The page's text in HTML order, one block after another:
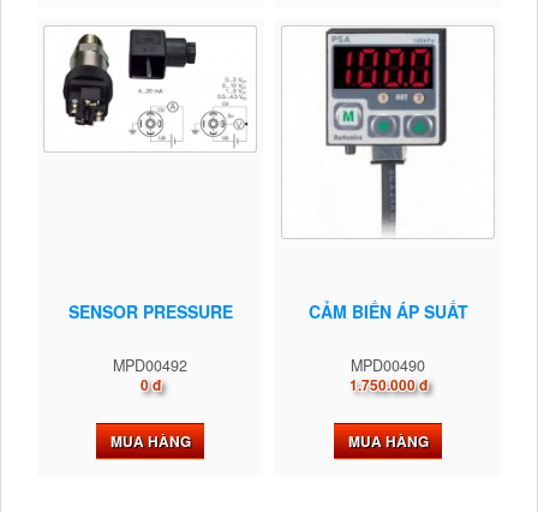
SENSOR PRESSURE
MPD00492
0 đ
MUA HÀNG
CẢM BIẾN ÁP SUẤT
MPD00490
1.750.000 đ
MUA HÀNG